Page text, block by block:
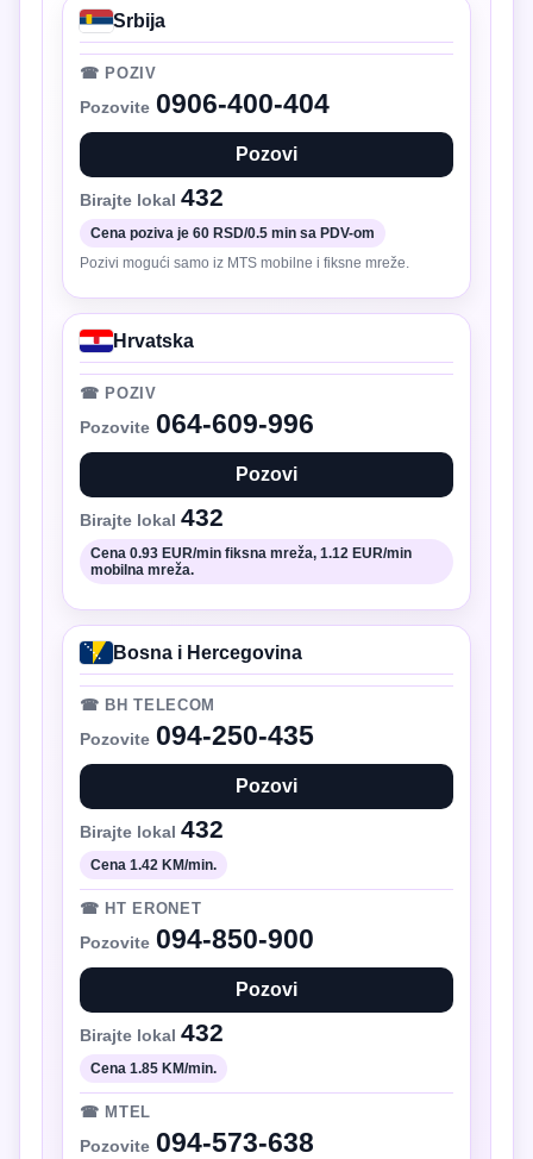
Srbija
☎ POZIV
Pozovite 0906-400-404
Pozovi
Birajte lokal 432
Cena poziva je 60 RSD/0.5 min sa PDV-om
Pozivi mogući samo iz MTS mobilne i fiksne mreže.
Hrvatska
☎ POZIV
Pozovite 064-609-996
Pozovi
Birajte lokal 432
Cena 0.93 EUR/min fiksna mreža, 1.12 EUR/min
mobilna mreža.
Bosna i Hercegovina
☎ BH TELECOM
Pozovite 094-250-435
Pozovi
Birajte lokal 432
Cena 1.42 KM/min.
☎ HT ERONET
Pozovite 094-850-900
Pozovi
Birajte lokal 432
Cena 1.85 KM/min.
☎ MTEL
Pozovite 094-573-638